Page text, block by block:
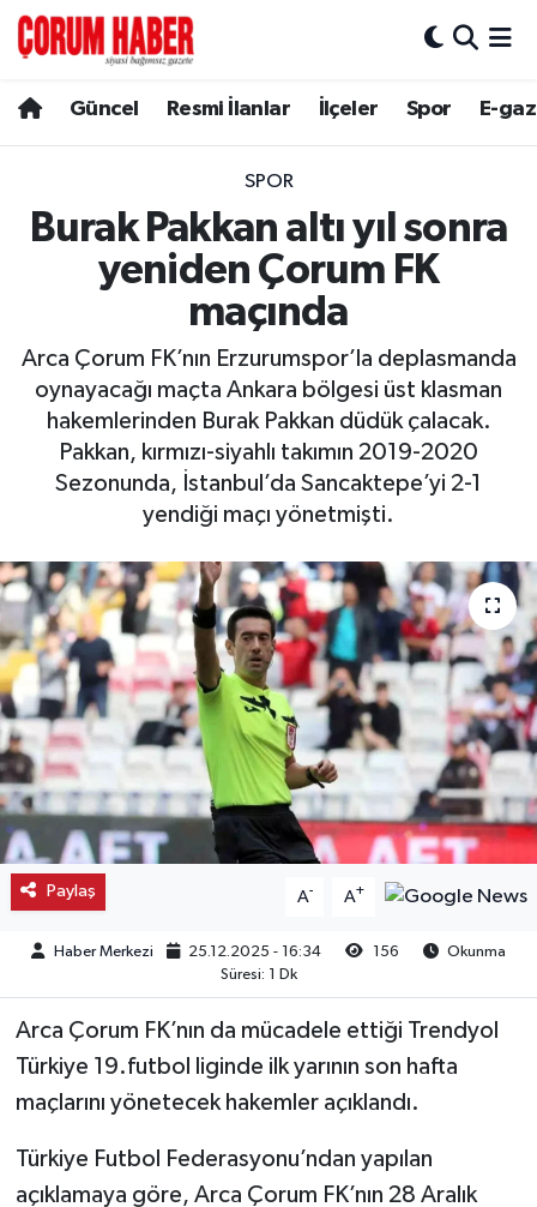
Güncel Resmi İlanlar İlçeler Spor E-
SPOR
Burak Pakkan altı yıl sonra
yeniden Çorum FK
maçında
Arca Çorum FK’nın Erzurumspor’la deplasmanda
oynayacağı maçta Ankara bölgesi üst klasman
hakemlerinden Burak Pakkan düdük çalacak.
Pakkan, kırmızı-siyahlı takımın 2019-2020
Sezonunda, İstanbul’da Sancaktepe’yi 2-1
yendiği maçı yönetmişti.
Paylaş A- A+
Haber Merkezi 25.12.2025 - 16:34 156
Okunma
Süresi: 1 Dk
Arca Çorum FK’nın da mücadele ettiği Trendyol
Türkiye 19.futbol liginde ilk yarının son hafta
maçlarını yönetecek hakemler açıklandı.
Türkiye Futbol Federasyonu’ndan yapılan
açıklamaya göre, Arca Çorum FK’nın 28 Aralık
Spor
Resmi İlanlar
Alaca
Boğazkale
Dodurga
Kargı
Laçin
Mecitözü
Oğuzlar
Ortaköy
Osmancık
Sungurlu
Sağlık
Hava Durumu
Çorum Namaz Vakitleri
Trafik Durumu
Süper Lig Puan Durumu ve Fikstür
Tüm Manşetler
Son Dakika Haberleri
Haber Arşivi